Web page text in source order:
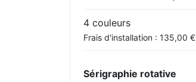
4 couleurs
Frais d'installation : 135,00 €
Sérigraphie rotative